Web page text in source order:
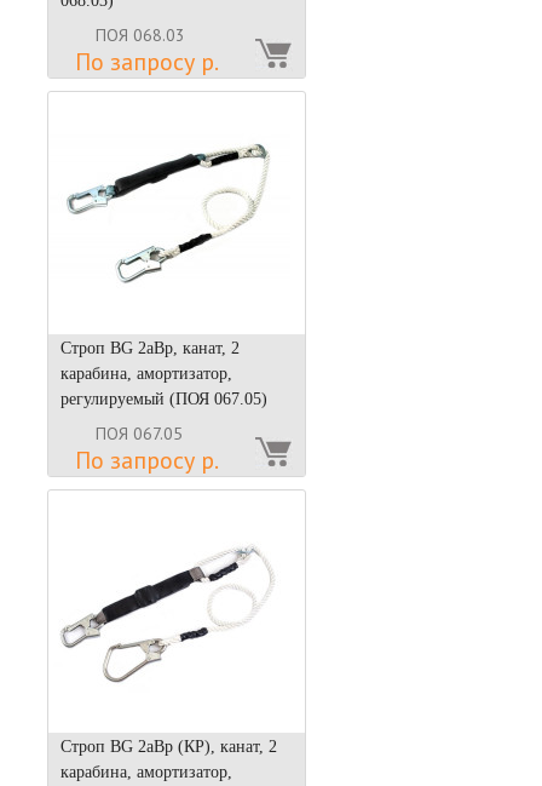
ПОЯ 068.03
По запросу р.
Строп BG 2аВр, канат, 2
карабина, амортизатор,
регулируемый (ПОЯ 067.05)
ПОЯ 067.05
По запросу р.
Строп BG 2аВр (КР), канат, 2
карабина, амортизатор,